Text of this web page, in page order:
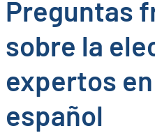
Preguntas
sobre la
expertos en
español